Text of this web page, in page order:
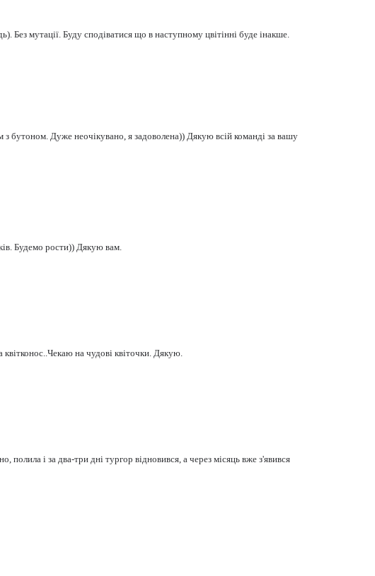
Без мутації. Буду сподіватися що в наступному цвітінні буде інакше.
Дуже неочікувано, я задоволена)) Дякую всій команді за вашу
Будемо рости)) Дякую вам.
квітконос..Чекаю на чудові квіточки. Дякую.
і за два-три дні тургор відновився, а через місяць вже з'явився